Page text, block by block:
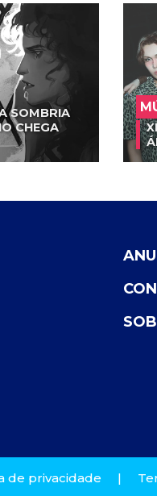
SOMBRIA
CHEGA
de privacidade |